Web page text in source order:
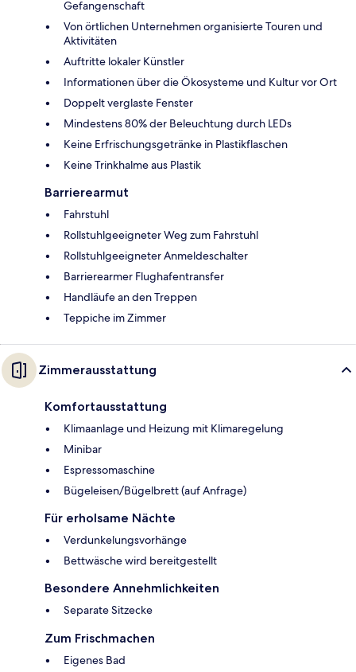
Gefangenschaft
Von örtlichen Unternehmen organisierte Touren und
Aktivitäten
Auftritte lokaler Künstler
Informationen über die Ökosysteme und Kultur vor Ort
Doppelt verglaste Fenster
Mindestens 80% der Beleuchtung durch LEDs
Keine Erfrischungsgetränke in Plastikflaschen
Keine Trinkhalme aus Plastik
Barrierearmut
Fahrstuhl
Rollstuhlgeeigneter Weg zum Fahrstuhl
Rollstuhlgeeigneter Anmeldeschalter
Barrierearmer Flughafentransfer
Handläufe an den Treppen
Teppiche im Zimmer
Zimmerausstattung
Komfortausstattung
Klimaanlage und Heizung mit Klimaregelung
Minibar
Espressomaschine
Bügeleisen/Bügelbrett (auf Anfrage)
Für erholsame Nächte
Verdunkelungsvorhänge
Bettwäsche wird bereitgestellt
Besondere Annehmlichkeiten
Separate Sitzecke
Zum Frischmachen
Eigenes Bad